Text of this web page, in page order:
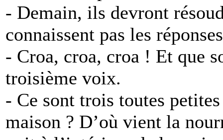
- Demain, ils devront
connaissent pas les
- Croa, croa, croa ! Et que
troisième voix.
- Ce sont trois toutes
maison ? D’où vient la